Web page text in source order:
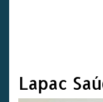
Lapac